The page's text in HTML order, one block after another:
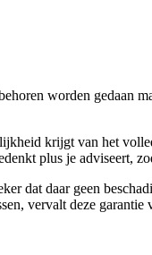
worden gedaan
krijgt van het
plus je adviseert,
dat daar geen
vervalt deze garantie